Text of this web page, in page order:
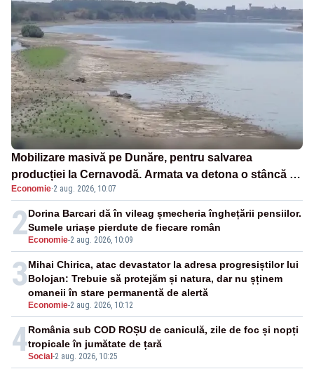
Mobilizare masivă pe Dunăre, pentru salvarea
producției la Cernavodă. Armata va detona o stâncă și
va devia apa fluviului - IMAGINI AERIENE
Economie·2 aug. 2026, 10:07
2 Economie-2 aug. 2026, 10:09
Dorina Barcari dă în vileag șmecheria înghețării pensiilor.
Sumele uriașe pierdute de fiecare român
3
Economie-2 aug. 2026, 10:12
Mihai Chirica, atac devastator la adresa progresiștilor lui
Bolojan: Trebuie să protejăm și natura, dar nu șținem
omaneii în stare permanentă de alertă
4Social -2 aug. 2026, 10:25
România sub COD ROȘU de caniculă, zile de foc și nopți
tropicale în jumătate de țară